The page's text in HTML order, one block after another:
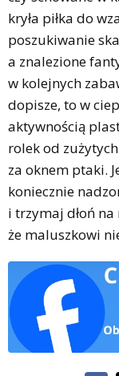
kryła piłka do
poszukiwanie
a znalezione
w kolejnych
dopisze, to w
aktywnością
rolek od
za oknem ptaki.
koniecznie
i trzymaj dłoń
że maluszkowi